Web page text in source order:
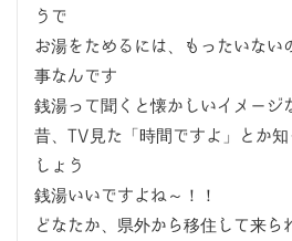
うで
お湯をためるには、もったいない
事なんです
銭湯って聞くと懐かしいイメージ
昔、TV見た「時間ですよ」とか
しょう
銭湯いいですよね～！！
どなたか、県外から移住して来ら